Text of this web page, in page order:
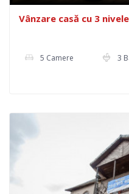
Vânzare casă cu 3
5 Camere 3